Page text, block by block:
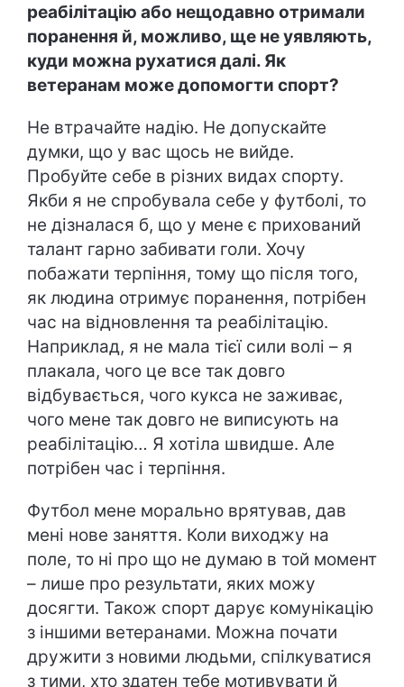
реабілітацію або нещодавно отримали
поранення й, можливо, ще не уявляють,
куди можна рухатися далі. Як
ветеранам може допомогти спорт?
Не втрачайте надію. Не допускайте
думки, що у вас щось не вийде.
Пробуйте себе в різних видах спорту.
Якби я не спробувала себе у футболі, то
не дізналася б, що у мене є прихований
талант гарно забивати голи. Хочу
побажати терпіння, тому що після того,
як людина отримує поранення, потрібен
час на відновлення та реабілітацію.
Наприклад, я не мала тієї сили волі – я
плакала, чого це все так довго
відбувається, чого кукса не заживає,
чого мене так довго не виписують на
реабілітацію… Я хотіла швидше. Але
потрібен час і терпіння.
Футбол мене морально врятував, дав
мені нове заняття. Коли виходжу на
поле, то ні про що не думаю в той момент
– лише про результати, яких можу
досягти. Також спорт дарує комунікацію
з іншими ветеранами. Можна почати
дружити з новими людьми, спілкуватися
з тими, хто здатен тебе мотивувати й